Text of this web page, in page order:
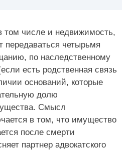
числе и недвижимость,
передаваться четырьмя
по наследственному
есть родственная связь
оснований, которые
долю
Смысл
в том, что имущество
после смерти
партнер адвокатского